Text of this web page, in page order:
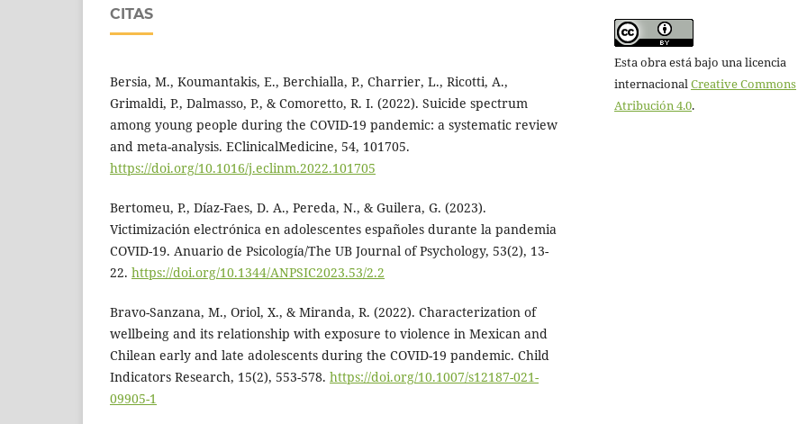
CITAS
Bersia, M., Koumantakis, E., Berchialla, P., Charrier, L., Ricotti, A.,
Grimaldi, P., Dalmasso, P., & Comoretto, R. I. (2022). Suicide spectrum
among young people during the COVID-19 pandemic: a systematic review
and meta-analysis. EClinicalMedicine, 54, 101705.
https://doi.org/10.1016/j.eclinm.2022.101705
Bertomeu, P., Díaz-Faes, D. A., Pereda, N., & Guilera, G. (2023).
Victimización electrónica en adolescentes españoles durante la pandemia
COVID-19. Anuario de Psicología/The UB Journal of Psychology, 53(2), 13-
22. https://doi.org/10.1344/ANPSIC2023.53/2.2
Bravo-Sanzana, M., Oriol, X., & Miranda, R. (2022). Characterization of
wellbeing and its relationship with exposure to violence in Mexican and
Chilean early and late adolescents during the COVID-19 pandemic. Child
Indicators Research, 15(2), 553-578. https://doi.org/10.1007/s12187-021-
09905-1
Esta obra está bajo una licencia
internacional Creative Commons
Atribución 4.0.